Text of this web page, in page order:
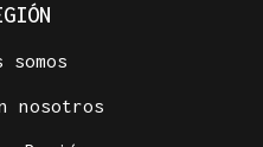
somos
nosotros